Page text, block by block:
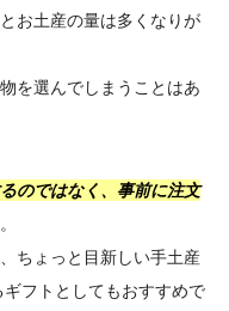
お土産の量は多くなりが
を選んでしまうことはあ
のではなく、事前に注文
ちょっと目新しい手土産
フトとしてもおすすめで